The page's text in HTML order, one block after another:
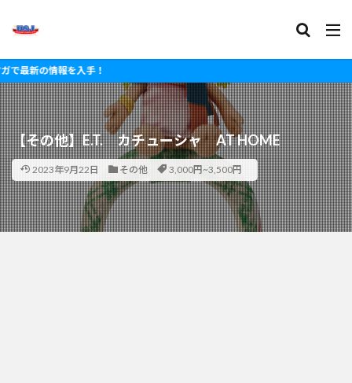
の情報を入手！
【その他】E.T. カチューシャ AT HOME
2023年9月22日 その他 3,000円~3,500円